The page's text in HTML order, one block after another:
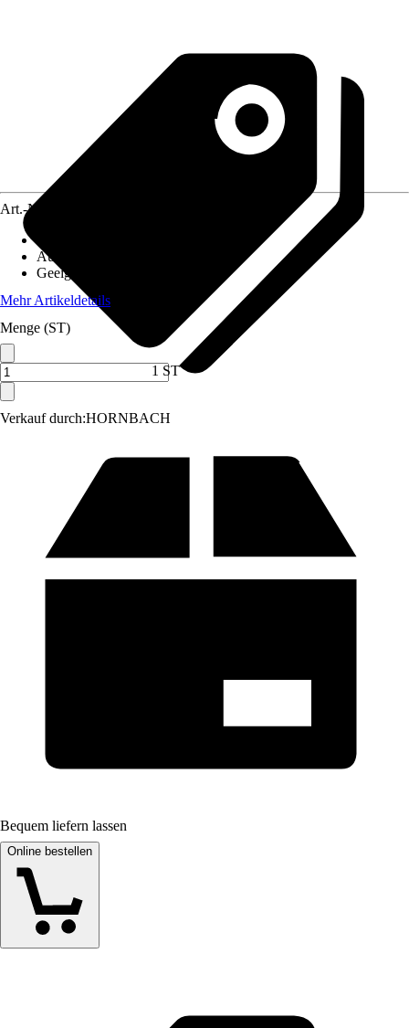
Verkauf durch:HORNBACH
Art.-Nr.
Ausführung
Geeignet für
Mehr Artikeldetails
Menge (ST)
1 ST
Bequem liefern lassen
Online bestellen